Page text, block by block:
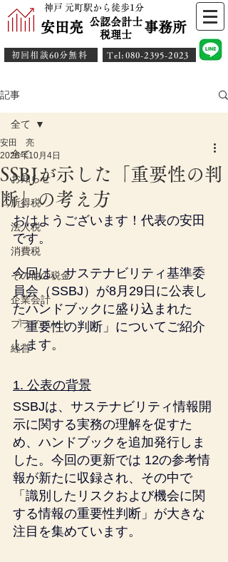
神戸 元町駅から徒歩1分
安田亮 事務所
公認会計士
​税理士
初回相談60分無料 ​Tel:080-2395-2023
記事
全て
お知らせ
所得税
法人税
消費税
その他の税金
企業会計
プライベート
経営
全て
SSBJが示した「重要性の判
断」の考え方
安田 亮
2025年10月4日
おはようございます！代表の安田
です。
今回は、サステナビリティ基準委
員会（SSBJ）が8月29日に公表し
たハンドブックに盛り込まれた
「重要性の判断」についてご紹介
します。
1. 公表の背景
SSBJは、サステナビリティ情報開
示に関する実務の理解を促すた
め、ハンドブックを追加発行しま
した。今回の更新では 12の参考情
報が新たに収録され、その中で
「識別したリスクおよび機会に関
する情報の重要性判断」が大きな
注目を集めています。